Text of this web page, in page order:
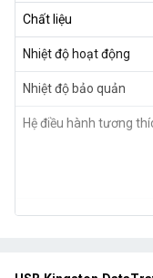
Chất liệu
Nhiệt độ hoạt động
Nhiệt độ bảo quản
Hệ điều hành tương